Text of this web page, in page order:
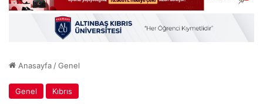
Anasayfa /Genel
Genel Kıbrıs